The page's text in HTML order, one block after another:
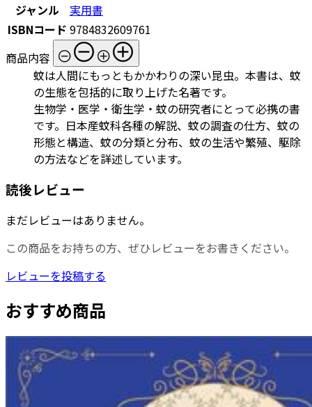
ジャンル
実用書
ISBNコード 9784832609761
商品内容
蚊は人間にもっともかかわりの深い昆虫。本書は、蚊
の生態を包括的に取り上げた名著です。
生物学・医学・衛生学・蚊の研究者にとって必携の書
です。日本産蚊科各種の解説、蚊の調査の仕方、蚊の
形態と構造、蚊の分類と分布、蚊の生活や繁殖、駆除
の方法などを詳述しています。
読後レビュー
まだレビューはありません。
この商品をお持ちの方、ぜひレビューをお書きください。
レビューを投稿する
おすすめ商品